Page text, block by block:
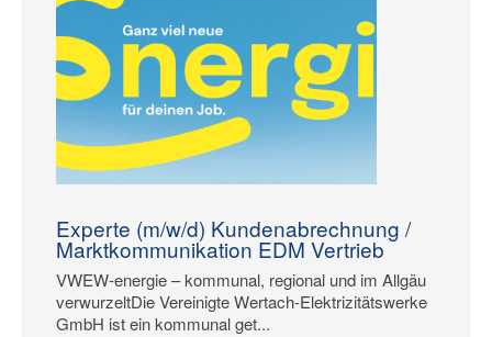
Experte (m/w/d) Kundenabrechnung /
Marktkommunikation EDM Vertrieb
VWEW-energie – kommunal, regional und im Allgäu
verwurzeltDie Vereinigte Wertach-Elektrizitätswerke
GmbH ist ein kommunal get...